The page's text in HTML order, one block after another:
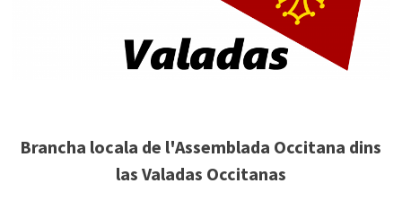
Brancha locala de l'Assemblada Occitana dins
las Valadas Occitanas